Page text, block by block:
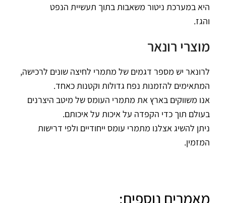
היא במערכת ניטור משאבות בתוך תעשיית הנפט
והגז.
מוצרי רונאר
לרונאר יש מספר דגמים של מתמרי לחיצה שונים לרכישה,
המתאימים להזמנות נפח גדולות וקטנות כאחד.
אנו משווקים בארץ את מתמרי העומס של מיטב היצרנים
בעולם תוך כדי הקפדה על איכות על איכותם.
ניתן להשיג אצלנו מתמרי עומס ייחודיים ולפי דרישות
המזמין.
מאמרים נוספים: